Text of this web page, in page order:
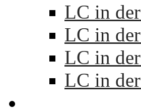
LC in
LC in
LC in
LC in